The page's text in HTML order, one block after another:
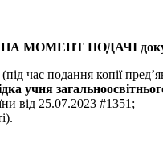
НА МОМЕНТ ПОДАЧІ
(під час подання копії
учня
від 25.07.2023 #1351;